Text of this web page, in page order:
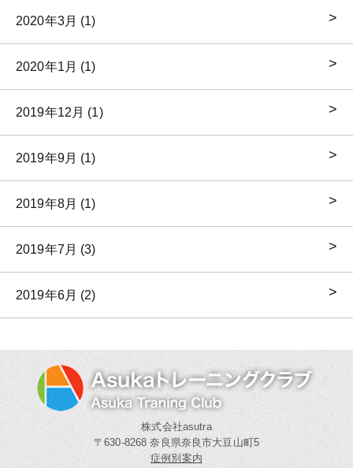
2020年3月 (1)
2020年1月 (1)
2019年12月 (1)
2019年9月 (1)
2019年8月 (1)
2019年7月 (3)
2019年6月 (2)
株式会社asutra
〒630-8268 奈良県奈良市大豆山町5
症例別案内